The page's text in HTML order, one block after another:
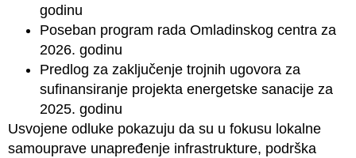
godinu
Poseban program rada Omladinskog centra za
2026. godinu
Predlog za zaključenje trojnih ugovora za
sufinansiranje projekta energetske sanacije za
2025. godinu
Usvojene odluke pokazuju da su u fokusu lokalne
samouprave unapređenje infrastrukture, podrška